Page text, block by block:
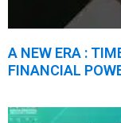
A NEW ERA :
FINANCIAL